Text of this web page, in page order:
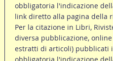
obbligatoria l'indicazione
link diretto alla pagina della
Per la citazione in Libri,
diversa pubblicazione,
estratti di articoli) pubblicati